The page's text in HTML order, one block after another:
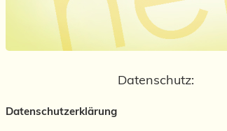
Datenschutz:
Datenschutzerklärung